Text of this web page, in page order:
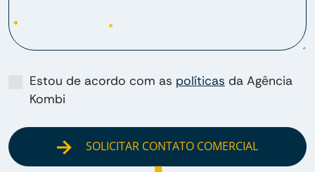
Estou de acordo com as políticas da Agência
Kombi
SOLICITAR CONTATO COMERCIAL